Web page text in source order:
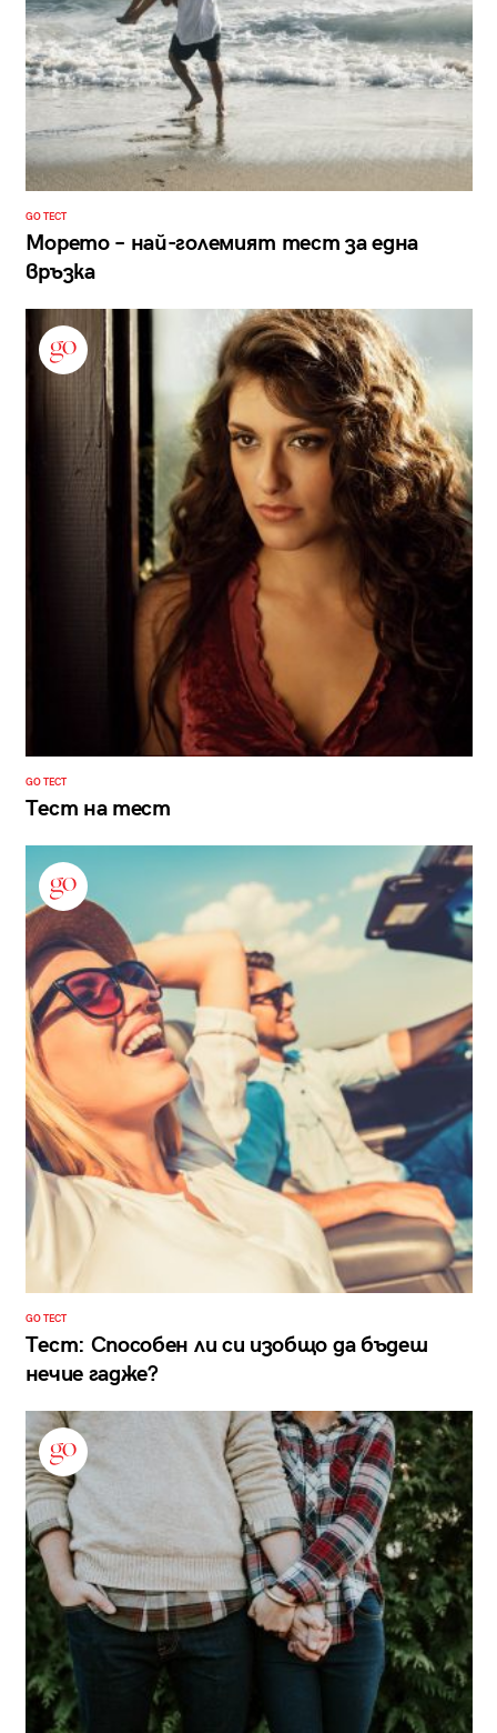
GO ТЕСТ
Морето – най-големият тест за една
връзка
GO ТЕСТ
Тест на тест
GO ТЕСТ
Тест: Способен ли си изобщо да бъдеш
нечие гадже?